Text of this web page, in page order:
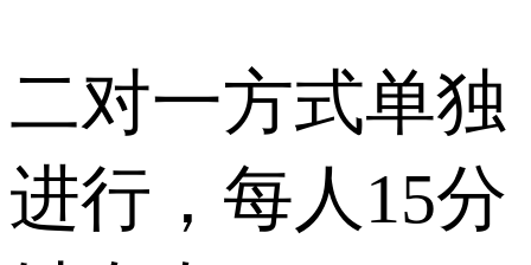
二对一方式单独
进行，每人15分